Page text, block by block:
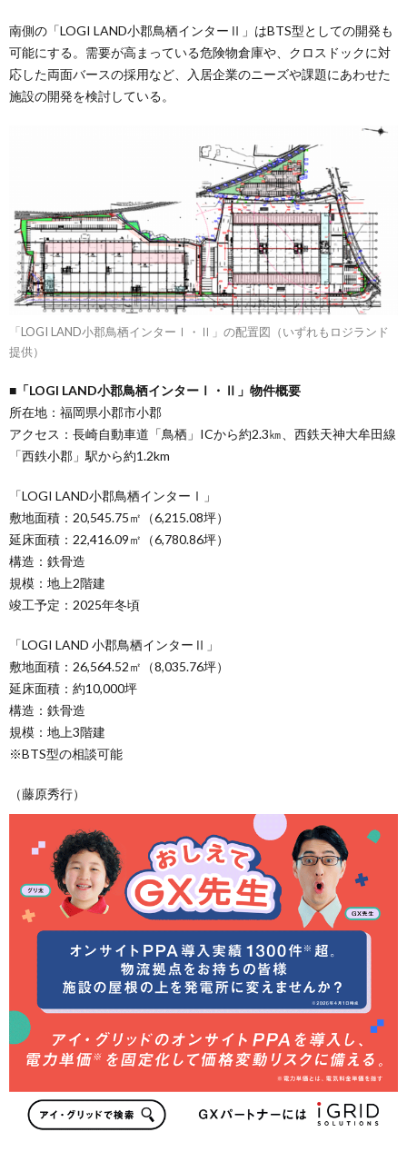
南側の「LOGI LAND小郡鳥栖インターⅡ」はBTS型としての開発も
可能にする。需要が高まっている危険物倉庫や、クロスドックに対
応した両面バースの採用など、入居企業のニーズや課題にあわせた
施設の開発を検討している。
「LOGI LAND小郡鳥栖インターⅠ・Ⅱ」の配置図（いずれもロジランド
提供）
■「LOGI LAND小郡鳥栖インターⅠ・Ⅱ」物件概要
所在地：福岡県小郡市小郡
アクセス：長崎自動車道「鳥栖」ICから約2.3㎞、西鉄天神大牟田線
「西鉄小郡」駅から約1.2km
「LOGI LAND小郡鳥栖インターⅠ」
敷地面積：20,545.75㎡（6,215.08坪）
延床面積：22,416.09㎡（6,780.86坪）
構造：鉄骨造
規模：地上2階建
竣工予定：2025年冬頃
「LOGI LAND 小郡鳥栖インターⅡ」
敷地面積：26,564.52㎡（8,035.76坪）
延床面積：約10,000坪
構造：鉄骨造
規模：地上3階建
※BTS型の相談可能
（藤原秀行）